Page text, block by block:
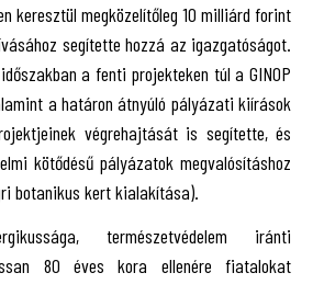
keresztül megközelítőleg 10 milliárd forint
segítette hozzá az igazgatóságot.
a fenti projekteken túl a GINOP
a határon átnyúló pályázati kiírások
végrehajtását is segítette, és
kötődésű pályázatok megvalósításhoz
botanikus kert kialakítása).
természetvédelem iránti
80 éves kora ellenére fiatalokat